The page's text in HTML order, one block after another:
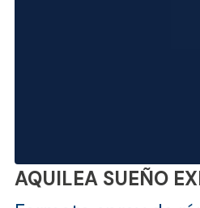
AQUILEA SUEÑO